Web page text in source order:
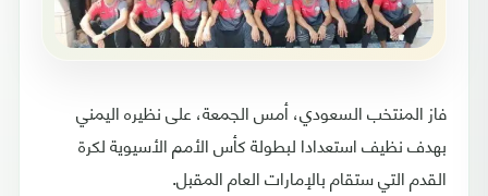
فاز المنتخب السعودي، أمس الجمعة، على نظيره اليمني
بهدف نظيف استعدادا لبطولة كأس الأمم الأسيوية لكرة
القدم التي ستقام بالإمارات العام المقبل.